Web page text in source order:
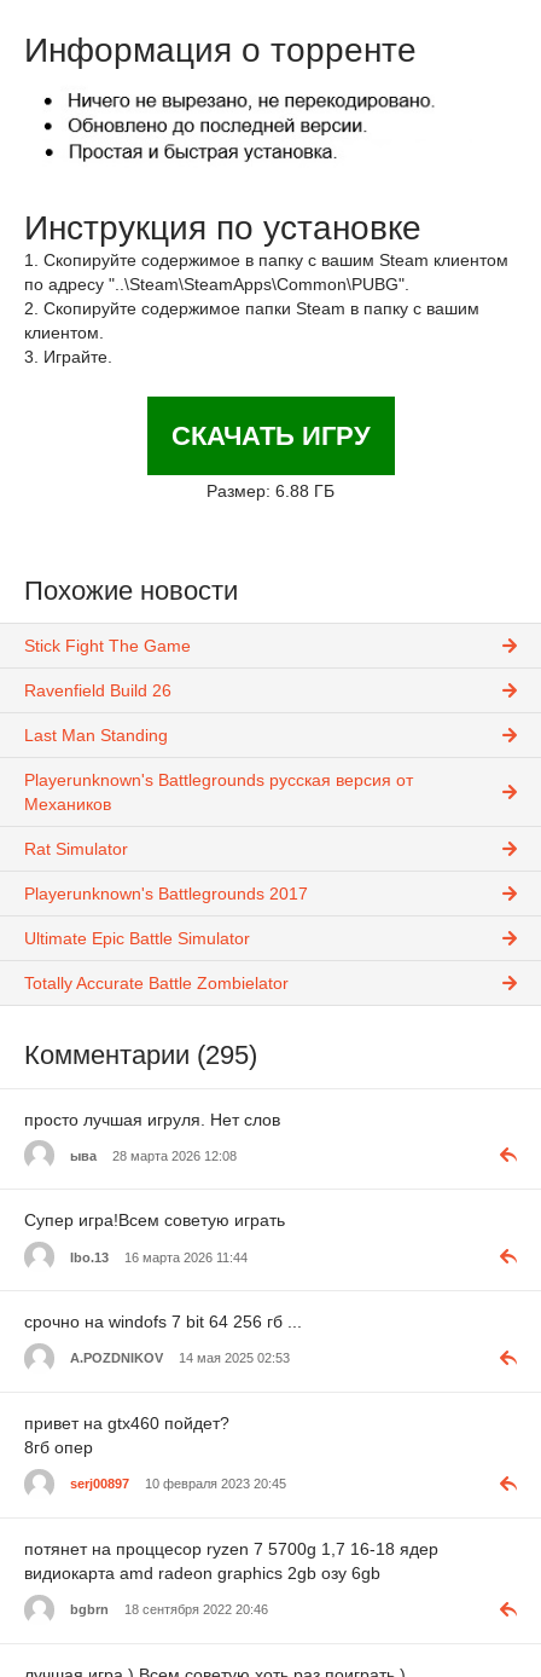
Информация о торренте
Инструкция по установке
1. Скопируйте содержимое в папку с вашим Steam клиентом
по адресу "..\Steam\SteamApps\Common\PUBG".
2. Скопируйте содержимое папки Steam в папку с вашим
клиентом.
3. Играйте.
СКАЧАТЬ ИГРУ
Размер: 6.88 ГБ
Похожие новости
Stick Fight The Game
Ravenfield Build 26
Last Man Standing
Playerunknown's Battlegrounds русская версия от
Механиков
Rat Simulator
Playerunknown's Battlegrounds 2017
Ultimate Epic Battle Simulator
Totally Accurate Battle Zombielator
Комментарии (295)
просто лучшая игруля. Нет слов
ыва 28 марта 2026 12:08
Супер игра!Всем советую играть
Ibo.13 16 марта 2026 11:44
срочно на windofs 7 bit 64 256 гб ...
A.POZDNIKOV 14 мая 2025 02:53
привет на gtx460 пойдет?
8гб опер
serj00897 10 февраля 2023 20:45
потянет на проццесор ryzen 7 5700g 1,7 16-18 ядер
видиокарта amd radeon graphics 2gb озу 6gb
bgbrn 18 сентября 2022 20:46